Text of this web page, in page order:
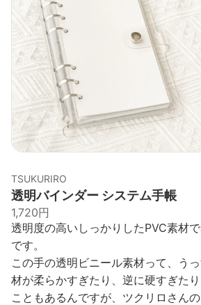
TSUKURIRO
透明バインダー システム手帳
1,720円
透明度の高いしっかりしたPVC素材
です。
この手の透明ビニール素材って、う
材が柔らかすぎたり、逆に硬すぎた
こともあるんですが、ツクリロさん